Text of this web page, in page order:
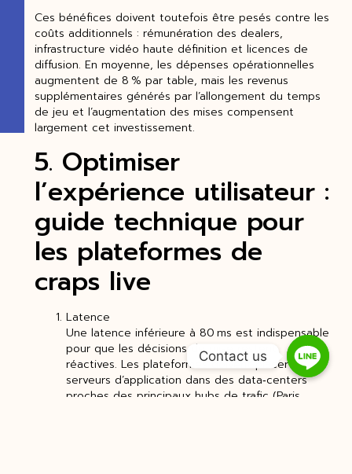
Ces bénéfices doivent toutefois être pesés contre les
coûts additionnels : rémunération des dealers,
infrastructure vidéo haute définition et licences de
diffusion. En moyenne, les dépenses opérationnelles
augmentent de 8 % par table, mais les revenus
supplémentaires générés par l’allongement du temps
de jeu et l’augmentation des mises compensent
largement cet investissement.
5. Optimiser
l’expérience utilisateur :
guide technique pour
les plateformes de
craps live
Latence
Une latence inférieure à 80 ms est indispensable
pour que les décisions de mise restent
réactives. Les plateformes doivent placer des
serveurs d’application dans des data‑centers
proches des principaux hubs de trafic (Paris,
Contact us